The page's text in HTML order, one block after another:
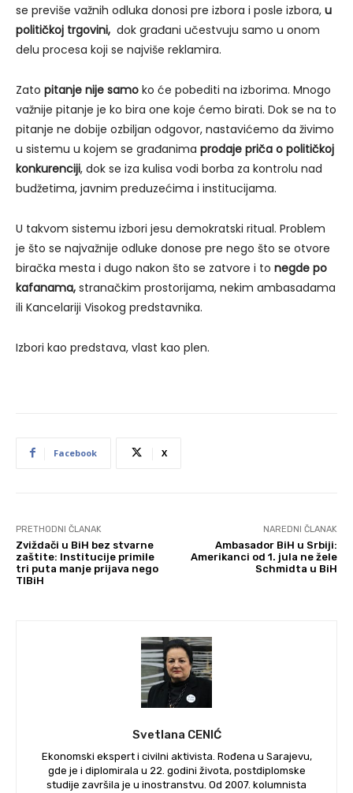
se previše važnih odluka donosi pre izbora i posle izbora, u
političkoj trgovini, dok građani učestvuju samo u onom
delu procesa koji se najviše reklamira.
Zato pitanje nije samo ko će pobediti na izborima. Mnogo
važnije pitanje je ko bira one koje ćemo birati. Dok se na to
pitanje ne dobije ozbiljan odgovor, nastavićemo da živimo
u sistemu u kojem se građanima prodaje priča o političkoj
konkurenciji, dok se iza kulisa vodi borba za kontrolu nad
budžetima, javnim preduzećima i institucijama.
U takvom sistemu izbori jesu demokratski ritual. Problem
je što se najvažnije odluke donose pre nego što se otvore
biračka mesta i dugo nakon što se zatvore i to negde po
kafanama, stranačkim prostorijama, nekim ambasadama
ili Kancelariji Visokog predstavnika.
Izbori kao predstava, vlast kao plen.
Facebook X
PRETHODNI ČLANAK
Zviždači u BiH bez stvarne
zaštite: Institucije primile
tri puta manje prijava nego
TIBiH
NAREDNI ČLANAK
Ambasador BiH u Srbiji:
Amerikanci od 1. jula ne žele
Schmidta u BiH
Svetlana CENIĆ
Ekonomski ekspert i civilni aktivista. Rođena u Sarajevu,
gde je i diplomirala u 22. godini života, postdiplomske
studije završila je u inostranstvu. Od 2007. kolumnista